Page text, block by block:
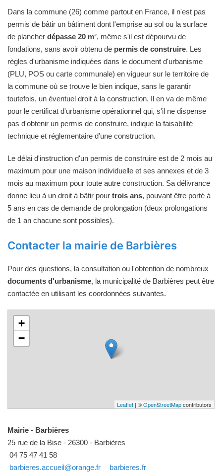
Dans la commune (26) comme partout en France, il n'est pas
permis de bâtir un bâtiment dont l'emprise au sol ou la surface
de plancher dépasse 20 m², même s'il est dépourvu de
fondations, sans avoir obtenu de permis de construire. Les
règles d'urbanisme indiquées dans le document d'urbanisme
(PLU, POS ou carte communale) en vigueur sur le territoire de
la commune où se trouve le bien indique, sans le garantir
toutefois, un éventuel droit à la construction. Il en va de même
pour le certificat d'urbanisme opérationnel qui, s'il ne dispense
pas d'obtenir un permis de construire, indique la faisabilité
technique et réglementaire d'une construction.
Le délai d'instruction d'un permis de construire est de 2 mois au
maximum pour une maison individuelle et ses annexes et de 3
mois au maximum pour toute autre construction. Sa délivrance
donne lieu à un droit à bâtir pour trois ans, pouvant être porté à
5 ans en cas de demande de prolongation (deux prolongations
de 1 an chacune sont possibles).
Contacter la mairie de Barbières
Pour des questions, la consultation ou l'obtention de nombreux
documents d'urbanisme, la municipalité de Barbières peut être
contactée en utilisant les coordonnées suivantes.
+
−
Leaflet | ©OpenStreetMapcontributors
Mairie - Barbières
25 rue de la Bise - 26300 - Barbières
04 75 47 41 58
barbieres.accueil@orange.fr
barbieres.fr